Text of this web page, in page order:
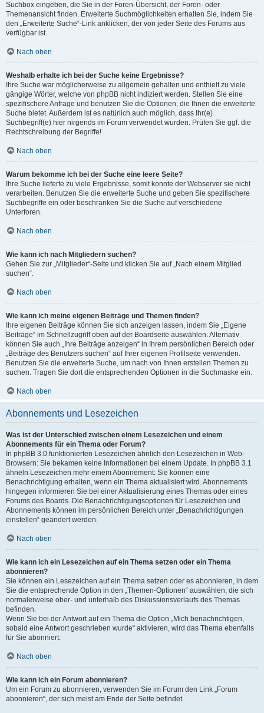
Suchbox eingeben, die Sie in der Foren-Übersicht, der Foren- oder
Themenansicht finden. Erweiterte Suchmöglichkeiten erhalten Sie, indem Sie
den „Erweiterte Suche“-Link anklicken, der von jeder Seite des Forums aus
verfügbar ist.
Nach oben
Weshalb erhalte ich bei der Suche keine Ergebnisse?
Ihre Suche war möglicherweise zu allgemein gehalten und enthielt zu viele
gängige Wörter, welche von phpBB nicht indiziert werden. Stellen Sie eine
spezifischere Anfrage und benutzen Sie die Optionen, die Ihnen die erweiterte
Suche bietet. Außerdem ist es natürlich auch möglich, dass Ihr(e)
Suchbegriff(e) hier nirgends im Forum verwendet wurden. Prüfen Sie ggf. die
Rechtschreibung der Begriffe!
Nach oben
Warum bekomme ich bei der Suche eine leere Seite?
Ihre Suche lieferte zu viele Ergebnisse, somit konnte der Webserver sie nicht
verarbeiten. Benutzen Sie die erweiterte Suche und geben Sie spezifischere
Suchbegriffe ein oder beschränken Sie die Suche auf verschiedene
Unterforen.
Nach oben
Wie kann ich nach Mitgliedern suchen?
Gehen Sie zur „Mitglieder“-Seite und klicken Sie auf „Nach einem Mitglied
suchen“.
Nach oben
Wie kann ich meine eigenen Beiträge und Themen finden?
Ihre eigenen Beiträge können Sie sich anzeigen lassen, indem Sie „Eigene
Beiträge“ im Schnellzugriff oben auf der Boardseite auswählen. Alternativ
können Sie auch „Ihre Beiträge anzeigen“ in Ihrem persönlichen Bereich oder
„Beiträge des Benutzers suchen“ auf Ihrer eigenen Profilseite verwenden.
Benutzen Sie die erweiterte Suche, um nach von Ihnen erstellen Themen zu
suchen. Tragen Sie dort die entsprechenden Optionen in die Suchmaske ein.
Nach oben
Abonnements und Lesezeichen
Was ist der Unterschied zwischen einem Lesezeichen und einem
Abonnements für ein Thema oder Forum?
In phpBB 3.0 funktionierten Lesezeichen ähnlich den Lesezeichen in Web-
Browsern: Sie bekamen keine Informationen bei einem Update. In phpBB 3.1
ähneln Lesezeichen mehr einem Abonnement: Sie können eine
Benachrichtigung erhalten, wenn ein Thema aktualisiert wird. Abonnements
hingegen informieren Sie bei einer Aktualisierung eines Themas oder eines
Forums des Boards. Die Benachrichtigungsoptionen für Lesezeichen und
Abonnements können im persönlichen Bereich unter „Benachrichtigungen
einstellen“ geändert werden.
Nach oben
Wie kann ich ein Lesezeichen auf ein Thema setzen oder ein Thema
abonnieren?
Sie können ein Lesezeichen auf ein Thema setzen oder es abonnieren, in dem
Sie die entsprechende Option in den „Themen-Optionen“ auswählen, die sich
normalerweise ober- und unterhalb des Diskussionsverlaufs des Themas
befinden.
Wenn Sie bei der Antwort auf ein Thema die Option „Mich benachrichtigen,
sobald eine Antwort geschrieben wurde“ aktivieren, wird das Thema ebenfalls
für Sie abonniert.
Nach oben
Wie kann ich ein Forum abonnieren?
Um ein Forum zu abonnieren, verwenden Sie im Forum den Link „Forum
abonnieren“, der sich meist am Ende der Seite befindet.